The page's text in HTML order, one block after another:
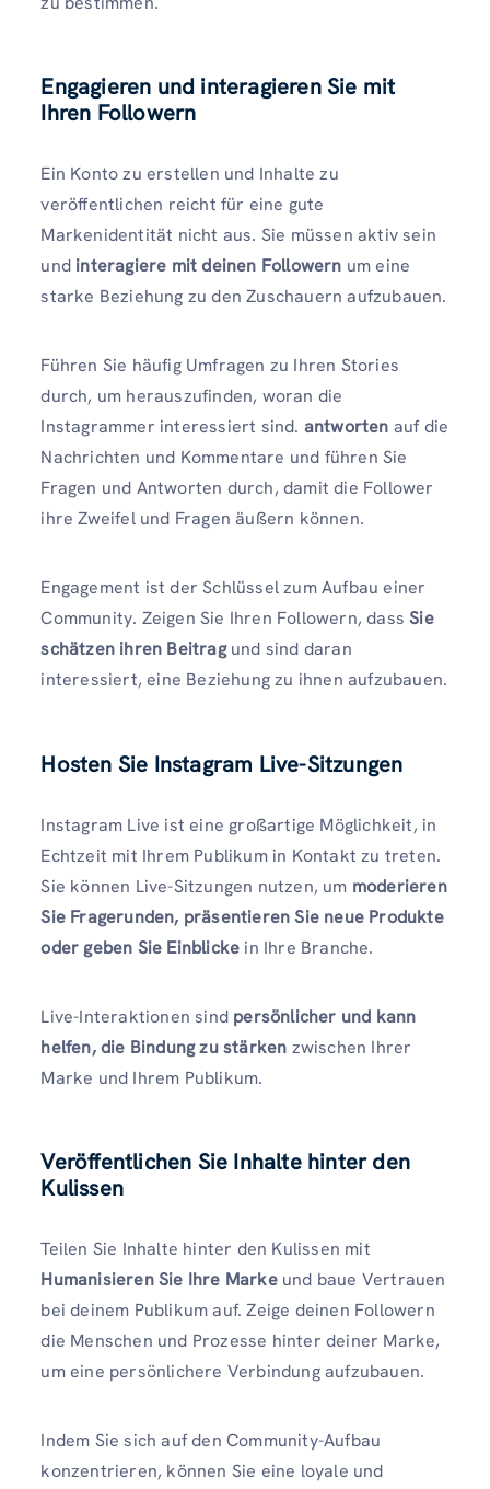
Engagieren und interagieren Sie mit
Ihren Followern
Ein Konto zu erstellen und Inhalte zu
veröffentlichen reicht für eine gute
Markenidentität nicht aus. Sie müssen aktiv sein
und interagiere mit deinen Followern um eine
starke Beziehung zu den Zuschauern aufzubauen.
Führen Sie häufig Umfragen zu Ihren Stories
durch, um herauszufinden, woran die
Instagrammer interessiert sind. antworten auf die
Nachrichten und Kommentare und führen Sie
Fragen und Antworten durch, damit die Follower
ihre Zweifel und Fragen äußern können.
Engagement ist der Schlüssel zum Aufbau einer
Community. Zeigen Sie Ihren Followern, dassSie
schätzen ihren Beitragund sind daran
interessiert, eine Beziehung zu ihnen aufzubauen.
Hosten Sie Instagram Live-Sitzungen
Instagram Live ist eine großartige Möglichkeit, in
Echtzeit mit Ihrem Publikum in Kontakt zu treten.
Sie können Live-Sitzungen nutzen, um moderieren
Sie Fragerunden, präsentieren Sie neue Produkte
oder geben Sie Einblicke in Ihre Branche.
Live-Interaktionen sind persönlicher und kann
helfen, die Bindung zu stärken zwischen Ihrer
Marke und Ihrem Publikum.
Veröffentlichen Sie Inhalte hinter den
Kulissen
Teilen Sie Inhalte hinter den Kulissen mit
Humanisieren Sie Ihre Markeund baue Vertrauen
bei deinem Publikum auf. Zeige deinen Followern
die Menschen und Prozesse hinter deiner Marke,
um eine persönlichere Verbindung aufzubauen.
Indem Sie sich auf den Community-Aufbau
konzentrieren, können Sie eine loyale und